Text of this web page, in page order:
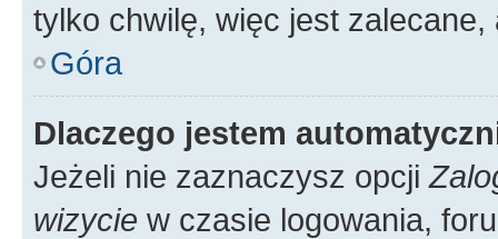
tylko chwilę, więc jest zalecane,
Góra
Dlaczego jestem
Jeżeli nie zaznaczysz opcji
wizycie w czasie logowania,